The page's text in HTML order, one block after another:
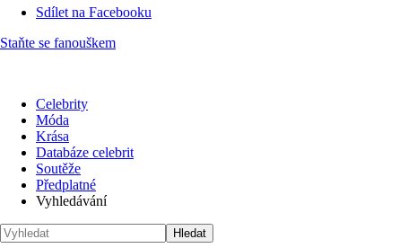
Sdílet na Facebooku
Staňte se fanouškem
Celebrity
Móda
Krása
Databáze celebrit
Soutěže
Předplatné
Vyhledávání